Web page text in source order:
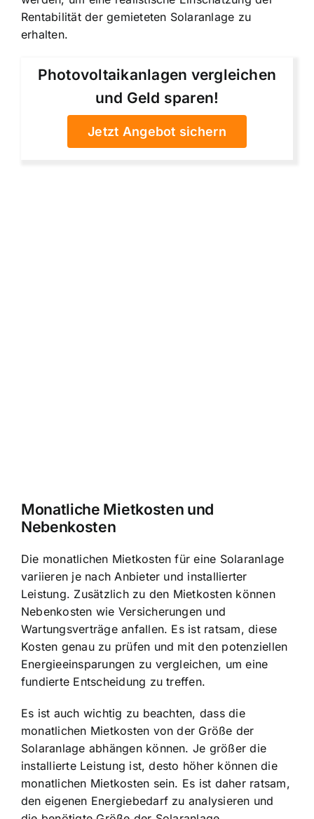
Rentabilität der gemieteten Solaranlage zu
erhalten.
Photovoltaikanlagen vergleichen
und Geld sparen!
Jetzt Angebot sichern
Monatliche Mietkosten und
Nebenkosten
Die monatlichen Mietkosten für eine Solaranlage
variieren je nach Anbieter und installierter
Leistung. Zusätzlich zu den Mietkosten können
Nebenkosten wie Versicherungen und
Wartungsverträge anfallen. Es ist ratsam, diese
Kosten genau zu prüfen und mit den potenziellen
Energieeinsparungen zu vergleichen, um eine
fundierte Entscheidung zu treffen.
Es ist auch wichtig zu beachten, dass die
monatlichen Mietkosten von der Größe der
Solaranlage abhängen können. Je größer die
installierte Leistung ist, desto höher können die
monatlichen Mietkosten sein. Es ist daher ratsam,
den eigenen Energiebedarf zu analysieren und